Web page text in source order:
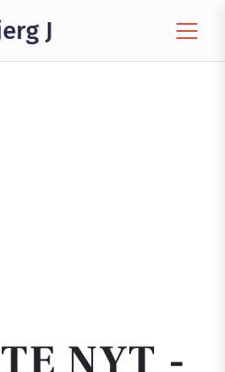
J